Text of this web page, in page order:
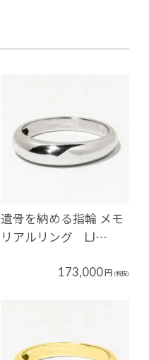
遺骨を納める指輪 メモ
リアルリング LJ…
173,000円 (税抜)